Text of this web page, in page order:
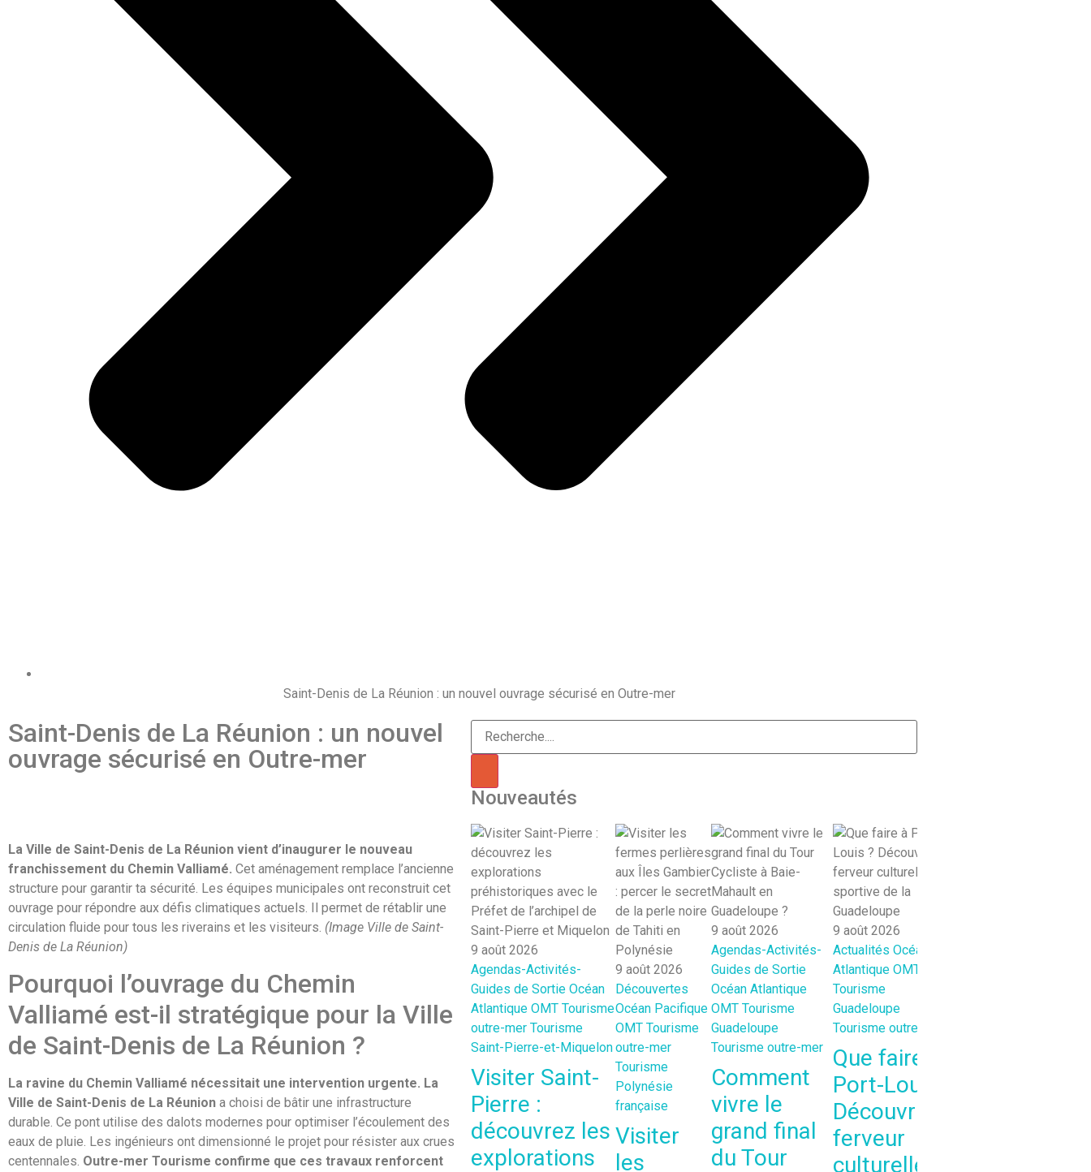
Saint-Denis de La Réunion : un nouvel ouvrage sécurisé en Outre-mer
Saint-Denis de La Réunion : un nouvel
ouvrage sécurisé en Outre-mer
La Ville de Saint-Denis de La Réunion vient d’inaugurer le nouveau
franchissement du Chemin Valliamé. Cet aménagement remplace l’ancienne
structure pour garantir ta sécurité. Les équipes municipales ont reconstruit cet
ouvrage pour répondre aux défis climatiques actuels. Il permet de rétablir une
circulation fluide pour tous les riverains et les visiteurs. (Image Ville de Saint-
Denis de La Réunion)
Pourquoi l’ouvrage du Chemin
Valliamé est-il stratégique pour la Ville
de Saint-Denis de La Réunion ?
La ravine du Chemin Valliamé nécessitait une intervention urgente. La
Ville de Saint-Denis de La Réunion a choisi de bâtir une infrastructure
durable. Ce pont utilise des dalots modernes pour optimiser l’écoulement des
eaux de pluie. Les ingénieurs ont dimensionné le projet pour résister aux crues
centennales. Outre-mer Tourisme confirme que ces travaux renforcent
Nouveautés
9 août 2026
Agendas-Activités-
Guides de Sortie Océan
Atlantique OMT Tourisme
outre-mer Tourisme
Saint-Pierre-et-Miquelon
Visiter Saint-
Pierre :
découvrez les
explorations
9 août 2026
Découvertes
Océan Pacifique
OMT Tourisme
outre-mer
Tourisme
Polynésie
française
Visiter
les
9 août 2026
Agendas-Activités-
Guides de Sortie
Océan Atlantique
OMT Tourisme
Guadeloupe
Tourisme outre-mer
Comment
vivre le
grand final
du Tour
9 août 2026
Actualités Océan
Atlantique OMT
Tourisme
Guadeloupe
Tourisme outre-mer
Que faire à
Port-Louis ?
Découvrir la
ferveur
culturelle et